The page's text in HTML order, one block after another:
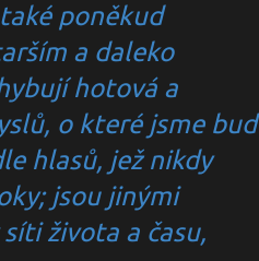
poněkud
a daleko
hotová a
o které jsme buď
hlasů, jež nikdy
jsou jinými
života a času,